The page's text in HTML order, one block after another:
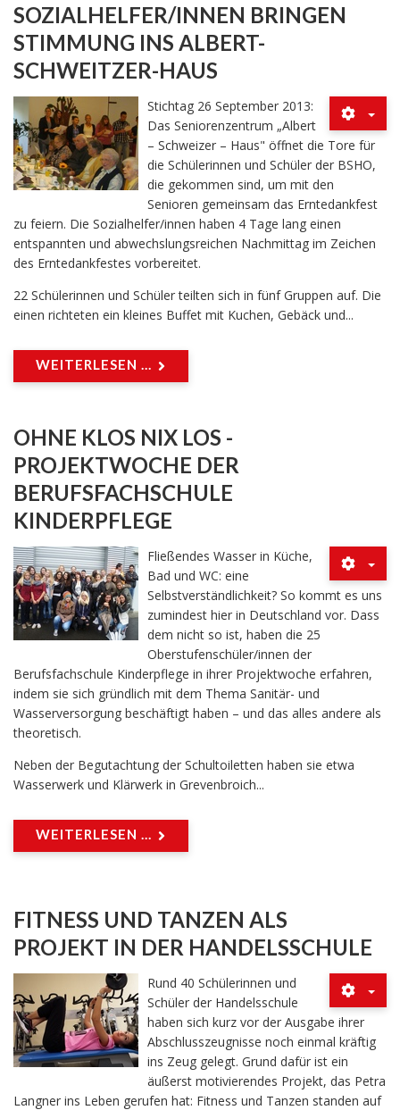
SOZIALHELFER/INNEN BRINGEN
STIMMUNG INS ALBERT-
SCHWEITZER-HAUS
Stichtag 26 September 2013:
Das Seniorenzentrum „Albert
– Schweizer – Haus" öffnet die Tore für
die Schülerinnen und Schüler der BSHO,
die gekommen sind, um mit den
Senioren gemeinsam das Erntedankfest
zu feiern. Die Sozialhelfer/innen haben 4 Tage lang einen
entspannten und abwechslungsreichen Nachmittag im Zeichen
des Erntedankfestes vorbereitet.
22 Schülerinnen und Schüler teilten sich in fünf Gruppen auf. Die
einen richteten ein kleines Buffet mit Kuchen, Gebäck und...
WEITERLESEN ...
OHNE KLOS NIX LOS -
PROJEKTWOCHE DER
BERUFSFACHSCHULE
KINDERPFLEGE
Fließendes Wasser in Küche,
Bad und WC: eine
Selbstverständlichkeit? So kommt es uns
zumindest hier in Deutschland vor. Dass
dem nicht so ist, haben die 25
Oberstufenschüler/innen der
Berufsfachschule Kinderpflege in ihrer Projektwoche erfahren,
indem sie sich gründlich mit dem Thema Sanitär- und
Wasserversorgung beschäftigt haben – und das alles andere als
theoretisch.
Neben der Begutachtung der Schultoiletten haben sie etwa
Wasserwerk und Klärwerk in Grevenbroich...
WEITERLESEN ...
FITNESS UND TANZEN ALS
PROJEKT IN DER HANDELSSCHULE
Rund 40 Schülerinnen und
Schüler der Handelsschule
haben sich kurz vor der Ausgabe ihrer
Abschlusszeugnisse noch einmal kräftig
ins Zeug gelegt. Grund dafür ist ein
äußerst motivierendes Projekt, das Petra
Langner ins Leben gerufen hat: Fitness und Tanzen standen auf